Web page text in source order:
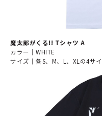
魔太郎がくる!! Tシャツ A
カラー｜WHITE
サイズ｜各S、M、L、XLの4サ